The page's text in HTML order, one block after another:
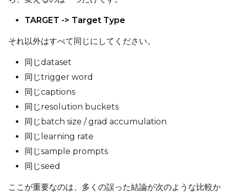
Toggle
Toggle
Width
TARGET -> Target Type
それ以外はすべて同じにしてください。
同じdataset
同じtrigger word
同じcaptions
同じresolution buckets
同じbatch size / grad accumulation
同じlearning rate
同じsample prompts
同じseed
ここが重要なのは、多くの誤った結論が次のような比較か